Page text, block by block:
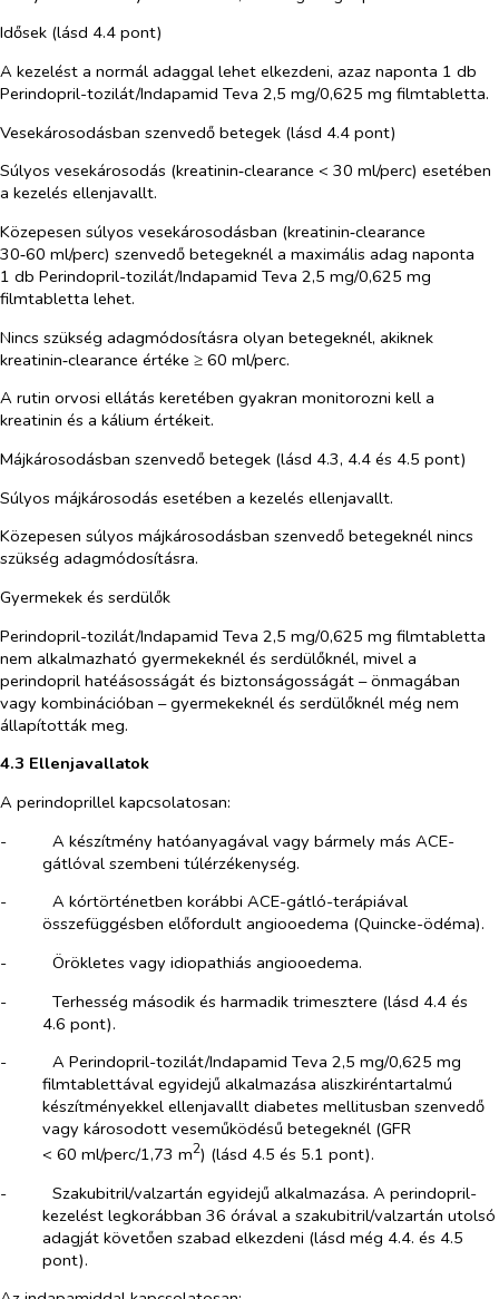
Idősek (lásd 4.4 pont)
A kezelést a normál adaggal lehet elkezdeni, azaz naponta 1 db
Perindopril-tozilát/Indapamid Teva 2,5 mg/0,625 mg filmtabletta.
Vesekárosodásban szenvedő betegek (lásd 4.4 pont)
Súlyos vesekárosodás (kreatinin‑clearance < 30 ml/perc) esetében
a kezelés ellenjavallt.
Közepesen súlyos vesekárosodásban (kreatinin‑clearance
30‑60 ml/perc) szenvedő betegeknél a maximális adag naponta
1 db Perindopril-tozilát/Indapamid Teva 2,5 mg/0,625 mg
filmtabletta lehet.
Nincs szükség adagmódosításra olyan betegeknél, akiknek
kreatinin‑clearance értéke ≥ 60 ml/perc.
A rutin orvosi ellátás keretében gyakran monitorozni kell a
kreatinin és a kálium értékeit.
Májkárosodásban szenvedő betegek (lásd 4.3, 4.4 és 4.5 pont)
Súlyos májkárosodás esetében a kezelés ellenjavallt.
Közepesen súlyos májkárosodásban szenvedő betegeknél nincs
szükség adagmódosításra.
Gyermekek és serdülők
Perindopril-tozilát/Indapamid Teva 2,5 mg/0,625 mg filmtabletta
nem alkalmazható gyermekeknél és serdülőknél, mivel a
perindopril hatéásosságát és biztonságosságát – önmagában
vagy kombinációban – gyermekeknél és serdülőknél még nem
állapították meg.
4.3 Ellenjavallatok
A perindoprillel kapcsolatosan:
-​
A készítmény hatóanyagával vagy bármely más ACE-
gátlóval szembeni túlérzékenység.
-​
A kórtörténetben korábbi ACE-gátló-terápiával
összefüggésben előfordult angiooedema (Quincke-ödéma).
-​
Örökletes vagy idiopathiás angiooedema.
-​
Terhesség második és harmadik trimesztere (lásd 4.4 és
4.6 pont).
-​
A Perindopril-tozilát/Indapamid Teva 2,5 mg/0,625 mg
filmtablettával egyidejű alkalmazása aliszkiréntartalmú
készítményekkel ellenjavallt diabetes mellitusban szenvedő
vagy károsodott veseműködésű betegeknél (GFR
< 60 ml/perc/1,73 m2) (lásd 4.5 és 5.1 pont).
-​
Szakubitril/valzartán egyidejű alkalmazása. A perindopril-
kezelést legkorábban 36 órával a szakubitril/valzartán utolsó
adagját követően szabad elkezdeni (lásd még 4.4. és 4.5
pont).